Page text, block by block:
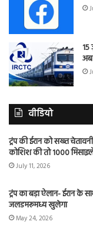
15
वीडियो
ट्रंप की ईरान को सख्त
कोशिश की तो 1000
July 11, 2026
ट्रंप का बड़ा ऐलान- ईरान के
जलडमरूमध्य खुलेगा
May 24, 2026